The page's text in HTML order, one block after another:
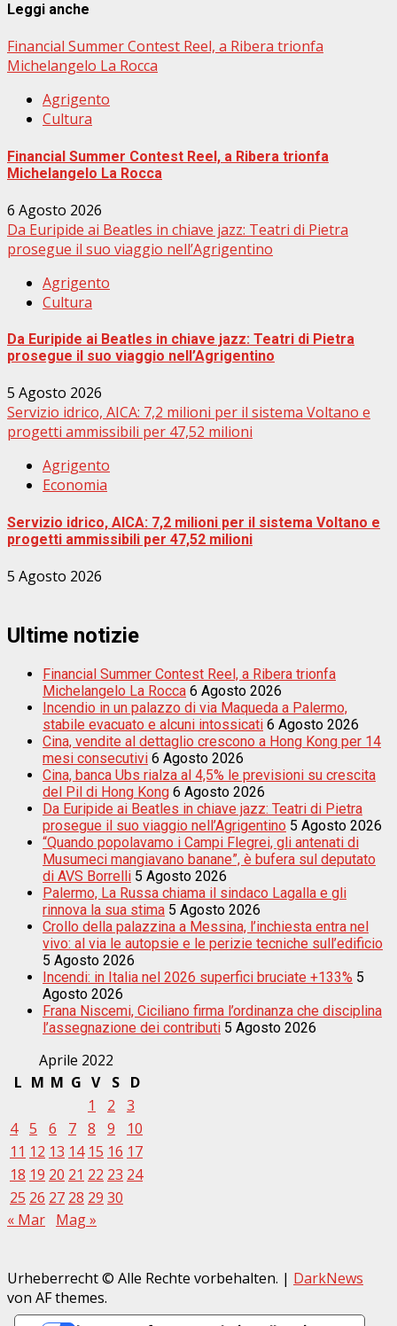
Leggi anche
Financial Summer Contest Reel, a Ribera trionfa
Michelangelo La Rocca
Agrigento
Cultura
Financial Summer Contest Reel, a Ribera trionfa
Michelangelo La Rocca
6 Agosto 2026
Da Euripide ai Beatles in chiave jazz: Teatri di Pietra
prosegue il suo viaggio nell’Agrigentino
Agrigento
Cultura
Da Euripide ai Beatles in chiave jazz: Teatri di Pietra
prosegue il suo viaggio nell’Agrigentino
5 Agosto 2026
Servizio idrico, AICA: 7,2 milioni per il sistema Voltano e
progetti ammissibili per 47,52 milioni
Agrigento
Economia
Servizio idrico, AICA: 7,2 milioni per il sistema Voltano e
progetti ammissibili per 47,52 milioni
5 Agosto 2026
Ultime notizie
Financial Summer Contest Reel, a Ribera trionfa
Michelangelo La Rocca 6 Agosto 2026
Incendio in un palazzo di via Maqueda a Palermo,
stabile evacuato e alcuni intossicati 6 Agosto 2026
Cina, vendite al dettaglio crescono a Hong Kong per 14
mesi consecutivi 6 Agosto 2026
Cina, banca Ubs rialza al 4,5% le previsioni su crescita
del Pil di Hong Kong 6 Agosto 2026
Da Euripide ai Beatles in chiave jazz: Teatri di Pietra
prosegue il suo viaggio nell’Agrigentino 5 Agosto 2026
“Quando popolavamo i Campi Flegrei, gli antenati di
Musumeci mangiavano banane”, è bufera sul deputato
di AVS Borrelli 5 Agosto 2026
Palermo, La Russa chiama il sindaco Lagalla e gli
rinnova la sua stima 5 Agosto 2026
Crollo della palazzina a Messina, l’inchiesta entra nel
vivo: al via le autopsie e le perizie tecniche sull’edificio
5 Agosto 2026
Incendi: in Italia nel 2026 superfici bruciate +133% 5
Agosto 2026
Frana Niscemi, Ciciliano firma l’ordinanza che disciplina
l’assegnazione dei contributi 5 Agosto 2026
Aprile 2022
L M M G V S
D
1
2
3
4 5 6 7 8 9
10
11 12 13 14 15 16 17
18 19 20 21 22 23 24
25 26 27 28 29 30
« Mar Mag »
Urheberrecht © Alle Rechte vorbehalten. | DarkNews
von AF themes.